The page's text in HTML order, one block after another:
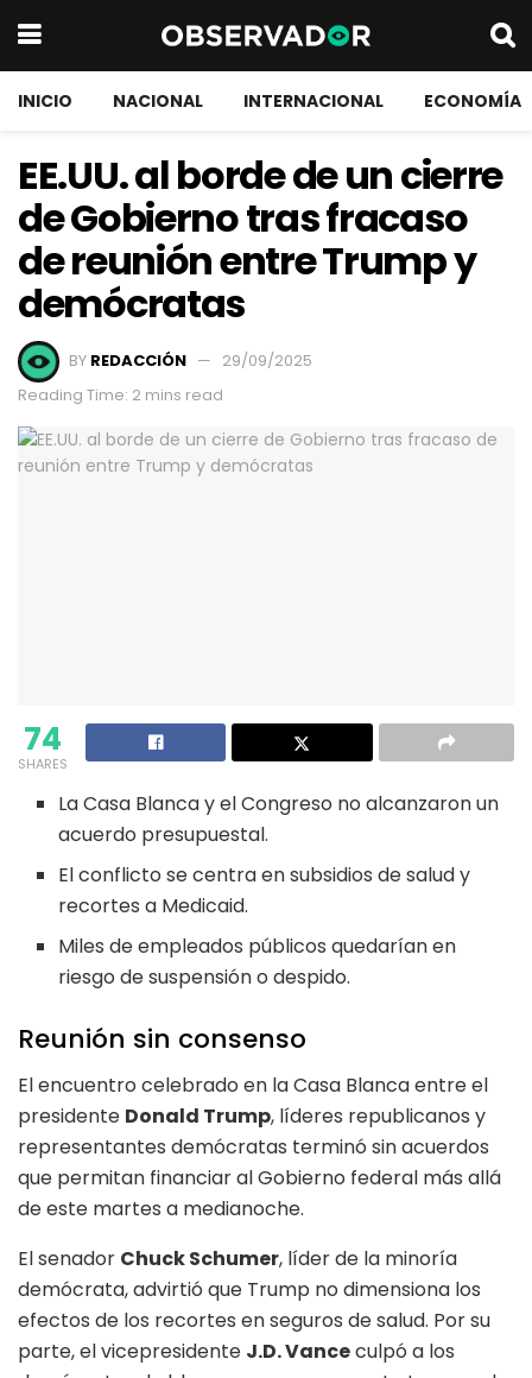
INICIO NACIONAL INTERNACIONAL ECONOMÍA
EE.UU. al borde de un cierre
de Gobierno tras fracaso
de reunión entre Trump y
demócratas
BY REDACCIÓN
29/09/2025
Reading Time: 2 mins read
74
SHARES
La Casa Blanca y el Congreso no alcanzaron un
acuerdo presupuestal.
El conflicto se centra en subsidios de salud y
recortes a Medicaid.
Miles de empleados públicos quedarían en
riesgo de suspensión o despido.
Reunión sin consenso
El encuentro celebrado en la Casa Blanca entre el
presidente Donald Trump, líderes republicanos y
representantes demócratas terminó sin acuerdos
que permitan financiar al Gobierno federal más allá
de este martes a medianoche.
El senador Chuck Schumer, líder de la minoría
demócrata, advirtió que Trump no dimensiona los
efectos de los recortes en seguros de salud. Por su
parte, el vicepresidente J.D. Vanceculpó a los